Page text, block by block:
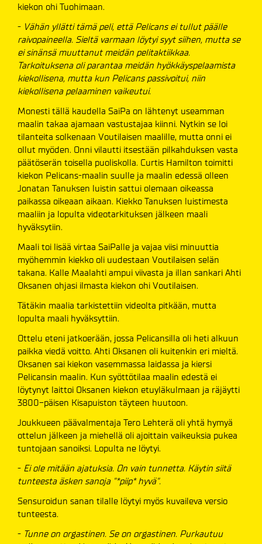
kiekon ohi Tuohimaan.
- Vähän yllätti tämä peli, että Pelicans ei tullut päälle
raivopaineella. Sieltä varmaan löytyi syyt siihen, mutta se
ei sinänsä muuttanut meidän pelitaktiikkaa.
Tarkoituksena oli parantaa meidän hyökkäyspelaamista
kiekollisena, mutta kun Pelicans passivoitui, niin
kiekollisena pelaaminen vaikeutui.
Monesti tällä kaudella SaiPa on lähtenyt useamman
maalin takaa ajamaan vastustajaa kiinni. Nytkin se loi
tilanteita solkenaan Voutilaisen maalille, mutta onni ei
ollut myöden. Onni vilautti itsestään pilkahduksen vasta
päätöserän toisella puoliskolla. Curtis Hamilton toimitti
kiekon Pelicans-maalin suulle ja maalin edessä olleen
Jonatan Tanuksen luistin sattui olemaan oikeassa
paikassa oikeaan aikaan. Kiekko Tanuksen luistimesta
maaliin ja lopulta videotarkituksen jälkeen maali
hyväksytiin.
Maali toi lisää virtaa SaiPalle ja vajaa viisi minuuttia
myöhemmin kiekko oli uudestaan Voutilaisen selän
takana. Kalle Maalahti ampui viivasta ja illan sankari Ahti
Oksanen ohjasi ilmasta kiekon ohi Voutilaisen.
Tätäkin maalia tarkistettiin videolta pitkään, mutta
lopulta maali hyväksyttiin.
Ottelu eteni jatkoerään, jossa Pelicansilla oli heti alkuun
paikka viedä voitto. Ahti Oksanen oli kuitenkin eri mieltä.
Oksanen sai kiekon vasemmassa laidassa ja kiersi
Pelicansin maalin. Kun syöttötilaa maalin edestä ei
löytynyt laittoi Oksanen kiekon etuyläkulmaan ja räjäytti
3800-päisen Kisapuiston täyteen huutoon.
Joukkueen päävalmentaja Tero Lehterä oli yhtä hymyä
ottelun jälkeen ja miehellä oli ajoittain vaikeuksia pukea
tuntojaan sanoiksi. Lopulta ne löytyi.
- Ei ole mitään ajatuksia. On vain tunnetta. Käytin siitä
tunteesta äsken sanoja "*piip* hyvä".
Sensuroidun sanan tilalle löytyi myös kuvaileva versio
tunteesta.
- Tunne on orgastinen. Se on orgastinen. Purkautuu